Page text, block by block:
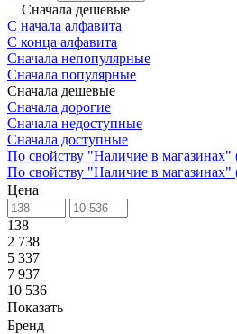
Сначала дешевые
С начала алфавита
С конца алфавита
Сначала непопулярные
Сначала популярные
Сначала дешевые
Сначала дорогие
Сначала недоступные
Сначала доступные
По свойству "Наличие в магазинах"
По свойству "Наличие в магазинах"
Цена
138
2 738
5 337
7 937
10 536
Показать
Бренд